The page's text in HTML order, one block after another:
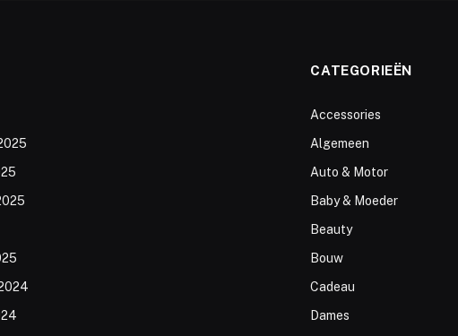
CATEGORIEËN
Accessories
Algemeen
Auto & Motor
Baby & Moeder
Beauty
Bouw
Cadeau
Dames